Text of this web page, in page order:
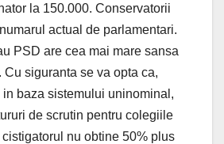
la 150.000. Conservatorii
actual de parlamentari.
PSD are cea mai mare sansa
Cu siguranta se va opta ca,
baza sistemului uninominal,
de scrutin pentru colegiile
nu obtine 50% plus